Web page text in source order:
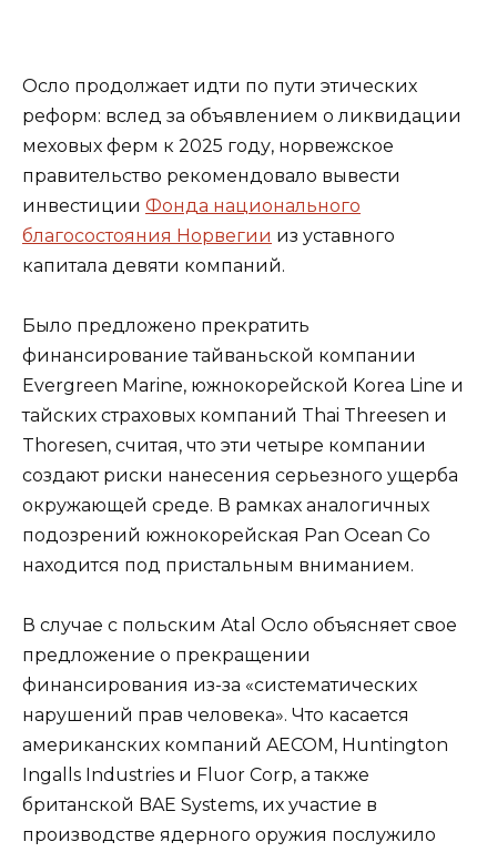
Осло продолжает идти по пути этических
реформ: вслед за объявлением о ликвидации
меховых ферм к 2025 году, норвежское
правительство рекомендовало вывести
инвестиции Фонда национального
благосостояния Норвегии из уставного
капитала девяти компаний.
Было предложено прекратить
финансирование тайваньской компании
Evergreen Marine, южнокорейской Korea Line и
тайских страховых компаний Thai Threesen и
Thoresen, считая, что эти четыре компании
создают риски нанесения серьезного ущерба
окружающей среде. В рамках аналогичных
подозрений южнокорейская Pan Ocean Co
находится под пристальным вниманием.
В случае с польским Atal Осло объясняет свое
предложение о прекращении
финансирования из-за «систематических
нарушений прав человека». Что касается
американских компаний AECOM, Huntington
Ingalls Industries и Fluor Corp, а также
британской BAE Systems, их участие в
производстве ядерного оружия послужило